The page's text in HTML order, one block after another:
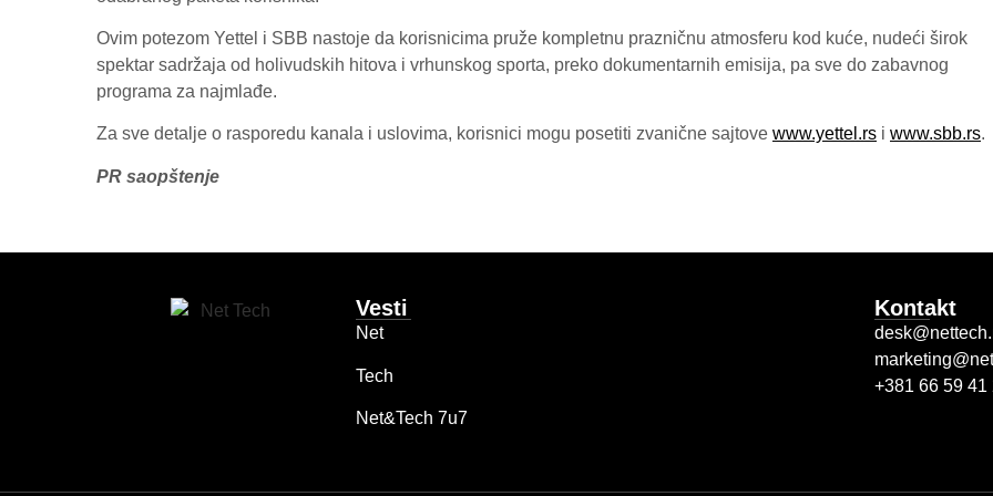
Ovim potezom Yettel i SBB nastoje da korisnicima pruže kompletnu prazničnu atmosferu kod kuće, nudeći širok
spektar sadržaja od holivudskih hitova i vrhunskog sporta, preko dokumentarnih emisija, pa sve do zabavnog
programa za najmlađe.
Za sve detalje o rasporedu kanala i uslovima, korisnici mogu posetiti zvanične sajtove www.yettel.rs i www.sbb.rs.
PR saopštenje
Vesti
Net
Tech
Net&Tech 7u7
Kontakt
+381 66 59 41